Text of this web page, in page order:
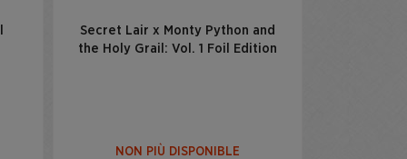
Secret Lair x Monty Python and
the Holy Grail: Vol. 1 Foil Edition
NON PIÙ DISPONIBLE